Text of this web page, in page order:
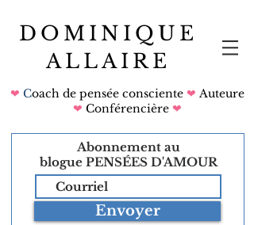
DOMINIQUE
ALLAIRE
❤ Coach de pensée consciente ❤ Auteure
❤ Conférencière ❤
Abonnement au
blogue PENSÉES D'AMOUR
Envoyer